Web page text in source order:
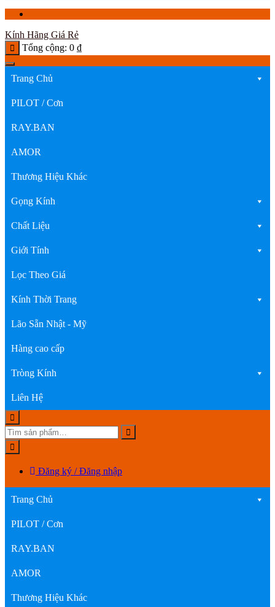
Kính Hãng Giá Rẻ
Tổng cộng: 0 ₫
Trang Chủ
PILOT / Cơn
RAY.BAN
AMOR
Thương Hiệu Khác
Gọng Kính
Chất Liệu
Giới Tính
Lọc Theo Giá
Kính Thời Trang
Lão Sẵn Nhật - Mỹ
Hàng cao cấp
Tròng Kính
Liên Hệ
Đăng ký / Đăng nhập
Trang Chủ
PILOT / Cơn
RAY.BAN
AMOR
Thương Hiệu Khác